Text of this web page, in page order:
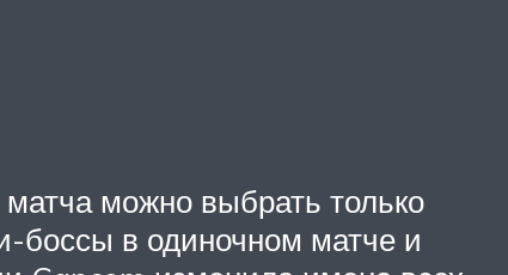
можно выбрать только
боссы в одиночном матче и